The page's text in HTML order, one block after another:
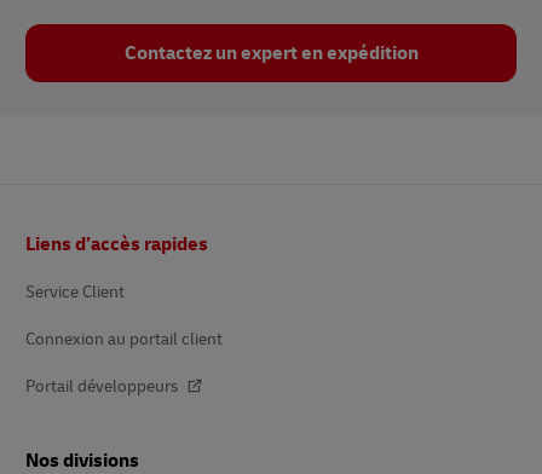
Contactez un expert en expédition
de
Liens d’accès rapides
Service Client
Connexion au portail client
Portail développeurs
Nos divisions